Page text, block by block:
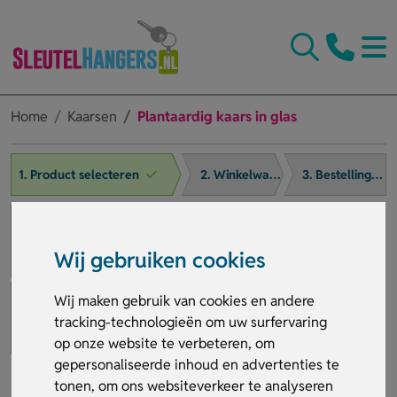
Wij gebruiken cookies
Wij maken gebruik van cookies en andere
tracking-technologieën om uw surfervaring
op onze website te verbeteren, om
gepersonaliseerde inhoud en advertenties te
tonen, om ons websiteverkeer te analyseren
Home Kaarsen Plantaardig kaars in glas
1. Product selecteren 2. Winkelwagen 3. Bestelling afronden